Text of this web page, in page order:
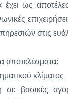
έχει ως
στις
αποτελέσματα:
κλίματος
βασικές